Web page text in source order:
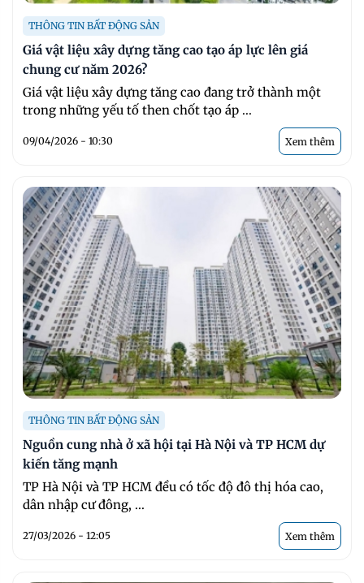
THÔNG TIN BẤT ĐỘNG SẢN
Giá vật liệu xây dựng tăng cao tạo áp lực lên giá
chung cư năm 2026?
Giá vật liệu xây dựng tăng cao đang trở thành một
trong những yếu tố then chốt tạo áp ...
09/04/2026 - 10:30 Xem thêm
THÔNG TIN BẤT ĐỘNG SẢN
Nguồn cung nhà ở xã hội tại Hà Nội và TP HCM dự
kiến tăng mạnh
TP Hà Nội và TP HCM đều có tốc độ đô thị hóa cao,
dân nhập cư đông, ...
27/03/2026 - 12:05 Xem thêm